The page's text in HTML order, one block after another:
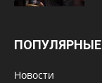
ПОПУЛЯРНЫЕ
Новости